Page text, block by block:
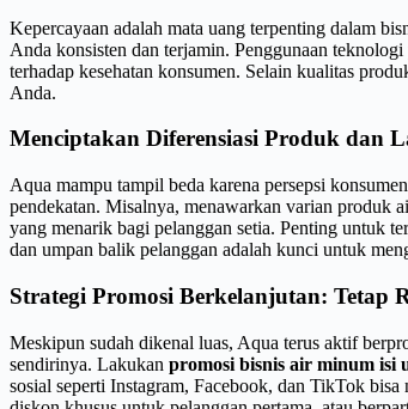
Kepercayaan adalah mata uang terpenting dalam
Anda konsisten dan terjamin. Penggunaan
terhadap kesehatan konsumen. Selain kualitas
Anda.
Menciptakan Diferensiasi Produk dan
Aqua mampu tampil beda karena persepsi
pendekatan. Misalnya, menawarkan varian produk
yang menarik bagi pelanggan setia. Penting untuk
dan umpan balik pelanggan adalah kunci untuk
Strategi Promosi Berkelanjutan: Tetap
Meskipun sudah dikenal luas, Aqua terus aktif
sendirinya. Lakukan promosi bisnis air minum isi
sosial seperti Instagram, Facebook, dan TikTok